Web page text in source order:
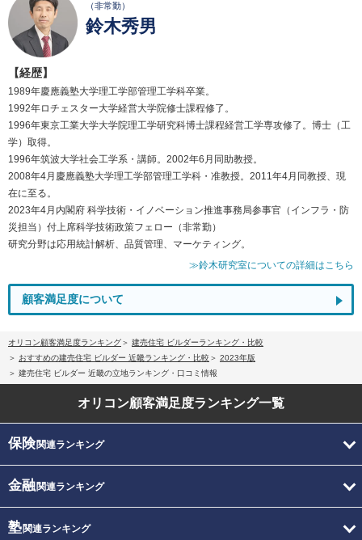
（非常勤）
鈴木秀男
【経歴】
1989年慶應義塾大学理工学部管理工学科卒業。
1992年ロチェスター大学経営大学院修士課程修了。
1996年東京工業大学大学院理工学研究科博士課程経営工学専攻修了。博士（工
学）取得。
1996年筑波大学社会工学系・講師。2002年6月同助教授。
2008年4月慶應義塾大学理工学部管理工学科・准教授。2011年4月同教授、現
在に至る。
2023年4月内閣府 科学技術・イノベーション推進事務局参事官（インフラ・防
災担当）付上席科学技術政策フェロー（非常勤）
研究分野は応用統計解析、品質管理、マーケティング。
≫鈴木研究室についての詳細はこちら
顧客満足度について
オリコン顧客満足度ランキング
建売住宅 ビルダーランキング・比較
おすすめの建売住宅 ビルダー 近畿ランキング・比較
2023年版
建売住宅 ビルダー 近畿の立地ランキング・口コミ情報
オリコン顧客満足度ランキング一覧
保険関連ランキング
金融関連ランキング
塾関連ランキング